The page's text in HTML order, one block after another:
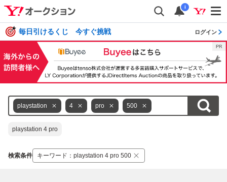
i
毎日引けるくじ 今すぐ挑戦 ログイン
playstation 4 pro 500
playstation 4 pro
検索条件 キーワード ： playstation 4 pro 500